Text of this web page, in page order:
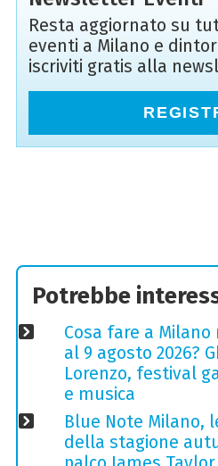
Resta aggiornato su
eventi a Milano e
iscriviti gratis alla
Potrebbe
Cosa fare a
al 9 agosto 2026?
Lorenzo, festival
e musica
Blue Note Milano,
della stagione